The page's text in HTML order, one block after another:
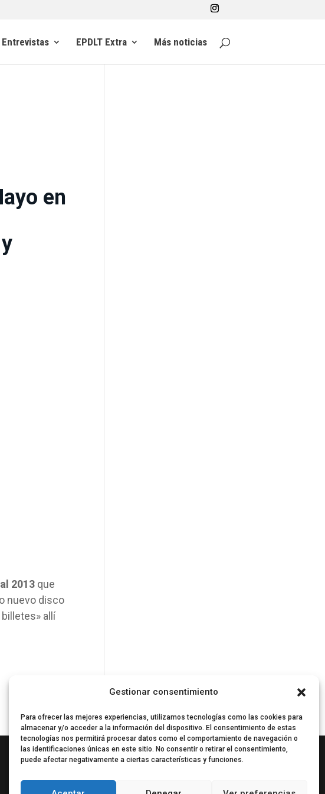
Gestionar consentimiento
Para ofrecer las mejores experiencias, utilizamos tecnologías como las cookies para
almacenar y/o acceder a la información del dispositivo. El consentimiento de estas
tecnologías nos permitirá procesar datos como el comportamiento de navegación o
las identificaciones únicas en este sitio. No consentir o retirar el consentimiento,
puede afectar negativamente a ciertas características y funciones.
Entrevistas EPDLT Extra Más noticias
en
2013 que
nuevo disco
allí